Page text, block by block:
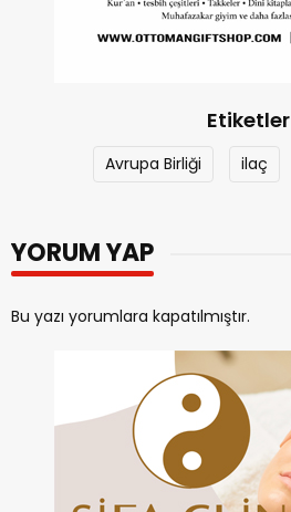
Etiketler
Avrupa Birliği ilaç
YORUM YAP
Bu yazı yorumlara kapatılmıştır.